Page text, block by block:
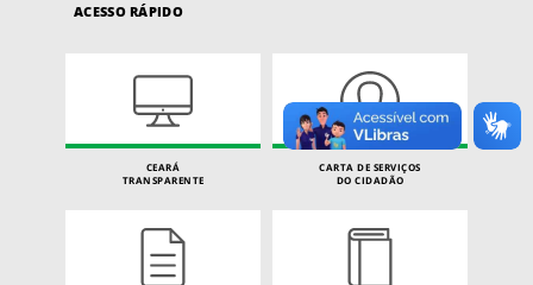
ACESSO RÁPIDO
CEARÁ
TRANSPARENTE
CARTA DE SERVIÇOS
DO CIDADÃO